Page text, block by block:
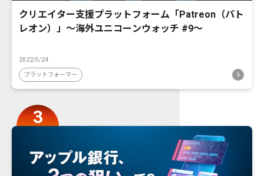
クリエイター支援プラットフォーム「Patreon（パト
レオン）」〜海外ユニコーンウォッチ #9〜
2022/5/24
プラットフォーマー